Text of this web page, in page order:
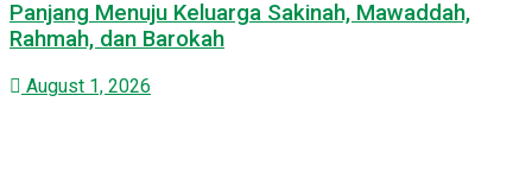
Panjang Menuju Keluarga Sakinah, Mawaddah,
Rahmah, dan Barokah
August 1, 2026